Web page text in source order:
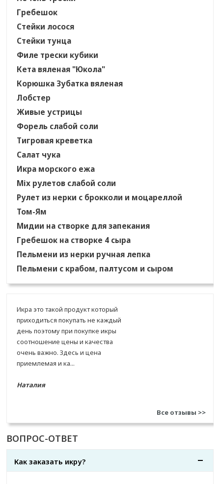
Гребешок
Стейки лосося
Стейки тунца
Филе трески кубики
Кета вяленая "Юкола"
Корюшка Зубатка вяленая
Лобстер
Живые устрицы
Форель слабой соли
Тигровая креветка
Салат чука
Икра морского ежа
Mix рулетов слабой соли
Рулет из нерки с брокколи и моцареллой
Том-Ям
Мидии на створке для запекания
Гребешок на створке 4 сыра
Пельмени из нерки ручная лепка
Пельмени с крабом, палтусом и сыром
приходиться покупать не каждый
день поэтому при покупке икры
соотношение цены и качества
очень важно. Здесь и цена
приемлемая и ка...
очень! но икра икра у вас супер
на 500р дороже всего, а еще
Все отзывы >>
ВОПРОС-ОТВЕТ
Как заказать икру?